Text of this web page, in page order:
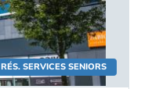
RÉS. SERVICES SENIORS